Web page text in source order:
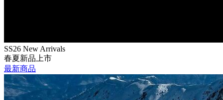
SS26 New Arrivals
春夏新品上市
最新商品